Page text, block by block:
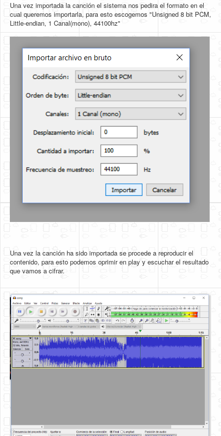
Una vez importada la canción el sistema nos pedira el formato en el
cual queremos importarla, para esto escogemos "Unsigned 8 bit PCM,
Little-endian, 1 Canal(mono), 44100hz"
Una vez la canción ha sido importada se procede a reproducir el
contenido, para esto podemos oprimir en play y escuchar el resultado
que vamos a cifrar.